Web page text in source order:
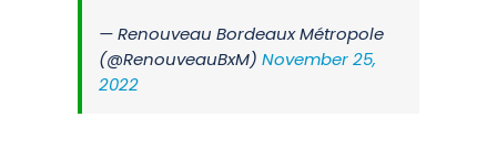
— Renouveau Bordeaux Métropole
(@RenouveauBxM) November 25,
2022